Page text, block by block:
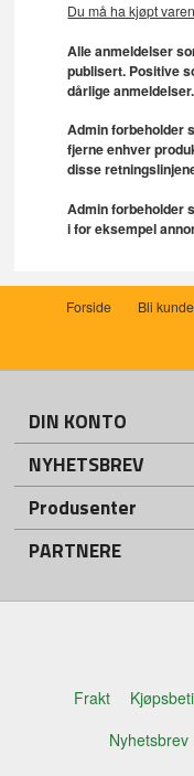
Du må ha kjøpt
Alle anmeldelser
publisert. Positive
dårlige anmeldelser.
Admin forbeholder
fjerne enhver
disse
Admin forbeholder
i for eksempel
Forside Bli kunde
DIN KONTO
NYHETSBREV
Produsenter
PARTNERE
Frakt
Nyhetsbrev